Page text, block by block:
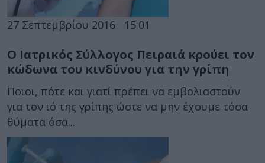
27 Σεπτεμβρίου 2016 15:01
Ο Ιατρικός Σύλλογος Πειραιά κρούει τον
κώδωνα του κινδύνου για την γρίπη
Ποιοι, πότε και γιατί πρέπει να εμβολιαστούν
για τον ιό της γρίπης ώστε να μην έχουμε τόσα
θύματα όσα...